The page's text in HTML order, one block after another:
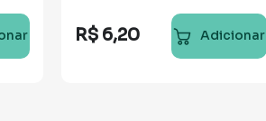
R$ 6,20 Adicionar